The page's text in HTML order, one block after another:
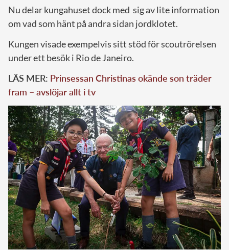
Nu delar kungahuset dock med sig av lite information
om vad som hänt på andra sidan jordklotet.
Kungen visade exempelvis sitt stöd för scoutrörelsen
under ett besök i Rio de Janeiro.
LÄS MER: Prinsessan Christinas okände son träder
fram – avslöjar allt i tv